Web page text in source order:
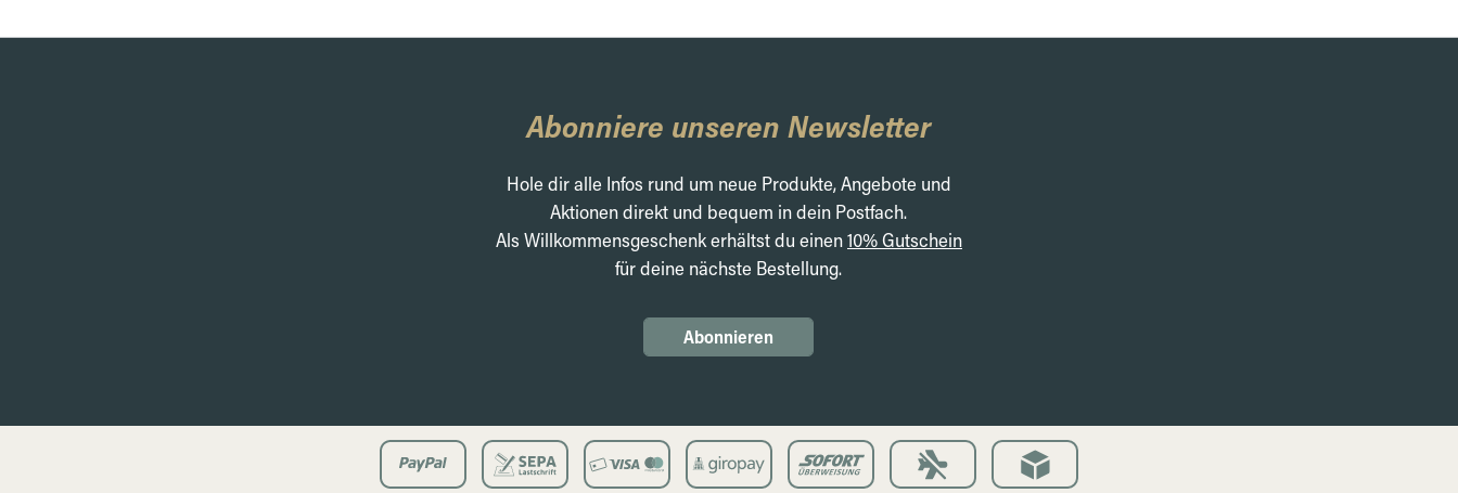
Abonniere unseren Newsletter
Hole dir alle Infos rund um neue Produkte, Angebote und
Aktionen direkt und bequem in dein Postfach.
Als Willkommensgeschenk erhältst du einen10% Gutschein
für deine nächste Bestellung.
Abonnieren